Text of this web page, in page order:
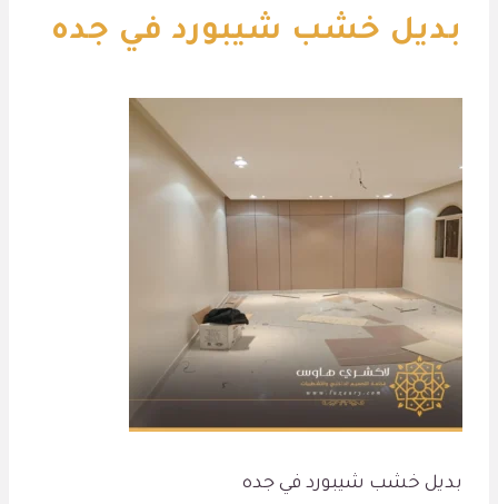
بديل خشب شيبورد في جده
بديل خشب شيبورد في جده